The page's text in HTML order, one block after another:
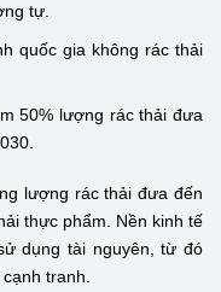
tự.
quốc gia không rác thải
50% lượng rác thải đưa
lượng rác thải đưa đến
thực phẩm. Nền kinh tế
dụng tài nguyên, từ đó
tranh.